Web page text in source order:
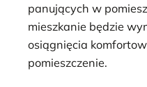
panujących w
mieszkanie będzie
osiągnięcia
pomieszczenie.